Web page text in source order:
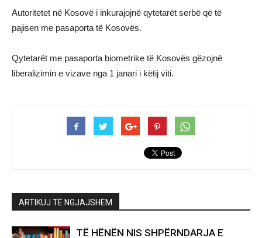
Autoritetet në Kosovë i inkurajojnë qytetarët serbë që të
pajisen me pasaporta të Kosovës.
Qytetarët me pasaporta biometrike të Kosovës gëzojnë
liberalizimin e vizave nga 1 janari i këtij viti.
ARTIKUJ TË NGJAJSHËM
TË HËNËN NIS SHPËRNDARJA E